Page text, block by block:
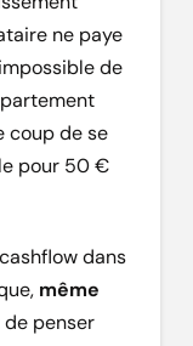
ne paye
de
coup de se
pour 50 €
dans
même
de penser